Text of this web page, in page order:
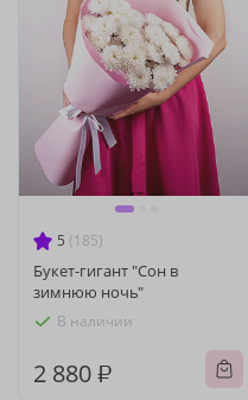
5 (185)
Букет-гигант "Сон в
зимнюю ночь"
В наличии
2 880 ₽